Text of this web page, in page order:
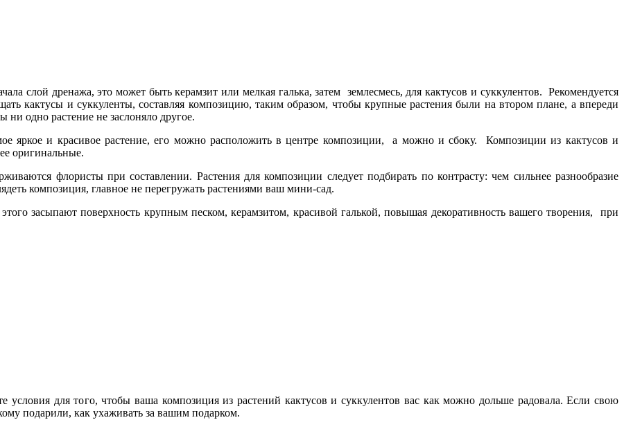
слой дренажа, это может быть керамзит или мелкая галька, затем землесмесь, для кактусов и суккулентов. Рекомендуется
кактусы и суккуленты, составляя композицию, таким образом, чтобы крупные растения были на втором плане, а впереди
одно растение не заслоняло другое.
яркое и красивое растение, его можно расположить в центре композиции, а можно и сбоку. Композиции из кактусов и
оригинальные.
флористы при составлении. Растения для композиции следует подбирать по контрасту: чем сильнее разнообразие
композиция, главное не перегружать растениями ваш мини-сад.
засыпают поверхность крупным песком, керамзитом, красивой галькой, повышая декоративность вашего творения, при
условия для того, чтобы ваша композиция из растений кактусов и суккулентов вас как можно дольше радовала. Если свою
подарили, как ухаживать за вашим подарком.